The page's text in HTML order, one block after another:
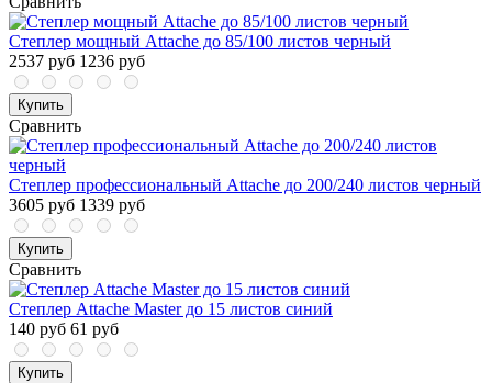
Степлер мощный Attache до 85/100 листов черный
2537 руб 1236 руб
Купить
Сравнить
Степлер профессиональный Attache до 200/240 листов черный
3605 руб 1339 руб
Купить
Сравнить
Степлер Attache Master до 15 листов синий
140 руб 61 руб
Купить